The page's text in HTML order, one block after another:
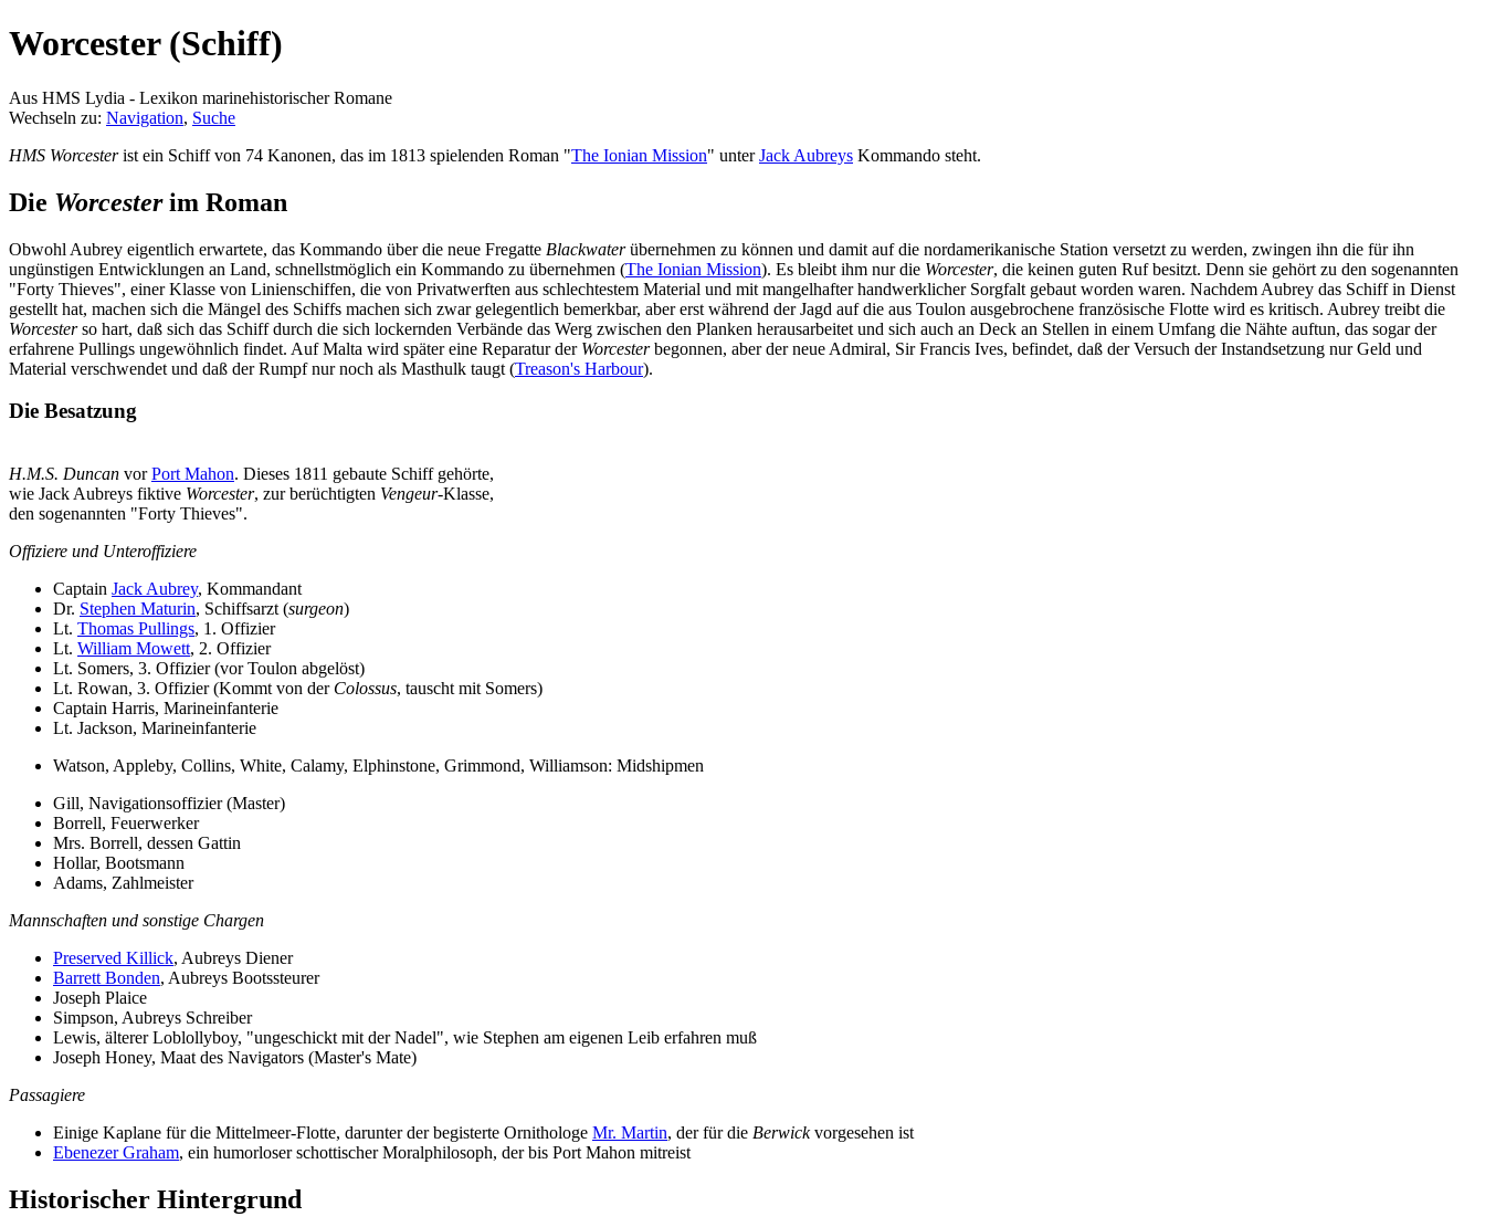
Worcester (Schiff)
Aus HMS Lydia - Lexikon marinehistorischer Romane
Wechseln zu: Navigation, Suche
HMS Worcesterist ein Schiff von 74 Kanonen, das im 1813 spielenden Roman "The Ionian Mission" unterJack Aubreys Kommando steht.
Die Worcesterim Roman
Obwohl Aubrey eigentlich erwartete, das Kommando über die neue Fregatte Blackwaterübernehmen zu können und damit auf die nordamerikanische Station versetzt zu werden, zwingen ihn die für ihn
ungünstigen Entwicklungen an Land, schnellstmöglich ein Kommando zu übernehmen (The Ionian Mission). Es bleibt ihm nur die Worcester, die keinen guten Ruf besitzt. Denn sie gehört zu den sogenannten
"Forty Thieves", einer Klasse von Linienschiffen, die von Privatwerften aus schlechtestem Material und mit mangelhafter handwerklicher Sorgfalt gebaut worden waren. Nachdem Aubrey das Schiff in Dienst
gestellt hat, machen sich die Mängel des Schiffs machen sich zwar gelegentlich bemerkbar, aber erst während der Jagd auf die aus Toulon ausgebrochene französische Flotte wird es kritisch. Aubrey treibt die
Worcesterso hart, daß sich das Schiff durch die sich lockernden Verbände das Werg zwischen den Planken herausarbeitet und sich auch an Deck an Stellen in einem Umfang die Nähte auftun, das sogar der
erfahrene Pullings ungewöhnlich findet. Auf Malta wird später eine Reparatur der Worcesterbegonnen, aber der neue Admiral, Sir Francis Ives, befindet, daß der Versuch der Instandsetzung nur Geld und
Material verschwendet und daß der Rumpf nur noch als Masthulk taugt (Treason's Harbour).
Die Besatzung
H.M.S. Duncan vorPort Mahon. Dieses 1811 gebaute Schiff gehörte,
wie Jack Aubreys fiktive Worcester, zur berüchtigten Vengeur-Klasse,
den sogenannten "Forty Thieves".
Offiziere und Unteroffiziere
Captain Jack Aubrey, Kommandant
Dr. Stephen Maturin, Schiffsarzt (surgeon)
Lt. Thomas Pullings, 1. Offizier
Lt. William Mowett, 2. Offizier
Lt. Somers, 3. Offizier (vor Toulon abgelöst)
Lt. Rowan, 3. Offizier (Kommt von der Colossus, tauscht mit Somers)
Captain Harris, Marineinfanterie
Lt. Jackson, Marineinfanterie
Watson, Appleby, Collins, White, Calamy, Elphinstone, Grimmond, Williamson: Midshipmen
Gill, Navigationsoffizier (Master)
Borrell, Feuerwerker
Mrs. Borrell, dessen Gattin
Hollar, Bootsmann
Adams, Zahlmeister
Mannschaften und sonstige Chargen
Preserved Killick, Aubreys Diener
Barrett Bonden, Aubreys Bootssteurer
Joseph Plaice
Simpson, Aubreys Schreiber
Lewis, älterer Loblollyboy, "ungeschickt mit der Nadel", wie Stephen am eigenen Leib erfahren muß
Joseph Honey, Maat des Navigators (Master's Mate)
Passagiere
Einige Kaplane für die Mittelmeer-Flotte, darunter der begisterte Ornithologe Mr. Martin, der für die Berwickvorgesehen ist
Ebenezer Graham, ein humorloser schottischer Moralphilosoph, der bis Port Mahon mitreist
Historischer Hintergrund